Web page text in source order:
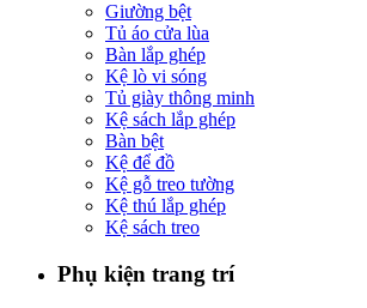
Giường bệt
Tủ áo cửa lùa
Bàn lắp ghép
Kệ lò vi sóng
Tủ giày thông minh
Kệ sách lắp ghép
Bàn bệt
Kệ để đồ
Kệ gỗ treo tường
Kệ thú lắp ghép
Kệ sách treo
Phụ kiện trang trí